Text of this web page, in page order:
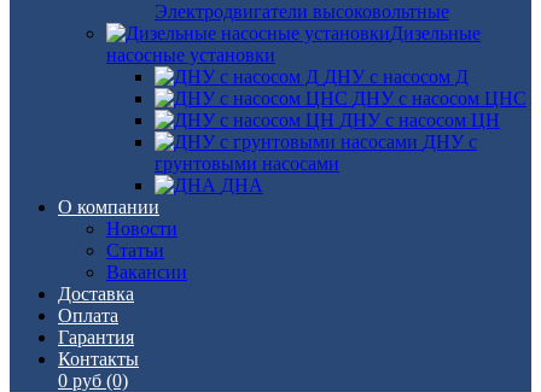
Электродвигатели высоковольтные
Дизельные
насосные установки
ДНУ с насосом Д
ДНУ с насосом ЦНС
ДНУ с насосом ЦН
ДНУ с
грунтовыми насосами
ДНА
О компании
Новости
Статьи
Вакансии
Доставка
Оплата
Гарантия
Контакты
0 руб (0)